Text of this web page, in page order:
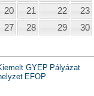
20 21 22
23
27 28 29
30
GYEP Pályázat
EFOP